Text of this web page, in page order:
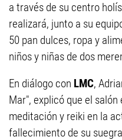
a través de su centro
realizará, junto a su
50 pan dulces, ropa y
niños y niñas de dos
En diálogo con LMC,
Mar", explicó que el
meditación y reiki en la
fallecimiento de su